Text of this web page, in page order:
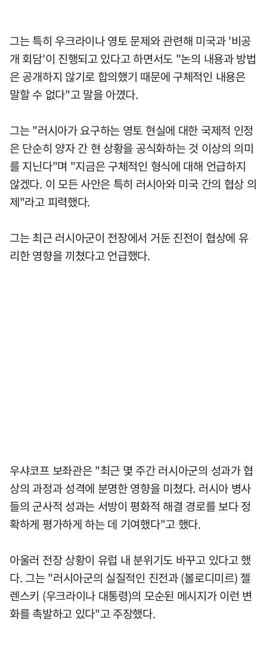
그는 특히 우크라이나 영토 문제와 관련해 미국과 '비공
개 회담'이 진행되고 있다고 하면서도 "논의 내용과 방법
은 공개하지 않기로 합의했기 때문에 구체적인 내용은
말할 수 없다"고 말을 아꼈다.
그는 "러시아가 요구하는 영토 현실에 대한 국제적 인정
은 단순히 양자 간 현 상황을 공식화하는 것 이상의 의미
를 지닌다"며 "지금은 구체적인 형식에 대해 언급하지
않겠다. 이 모든 사안은 특히 러시아와 미국 간의 협상 의
제"라고 피력했다.
그는 최근 러시아군이 전장에서 거둔 진전이 협상에 유
리한 영향을 끼쳤다고 언급했다.
우샤코프 보좌관은 "최근 몇 주간 러시아군의 성과가 협
상의 과정과 성격에 분명한 영향을 미쳤다. 러시아 병사
들의 군사적 성과는 서방이 평화적 해결 경로를 보다 정
확하게 평가하게 하는 데 기여했다"고 했다.
아울러 전장 상황이 유럽 내 분위기도 바꾸고 있다고 했
다. 그는 "러시아군의 실질적인 진전과 (볼로디미르) 젤
렌스키 (우크라이나 대통령)의 모순된 메시지가 이런 변
화를 촉발하고 있다"고 주장했다.